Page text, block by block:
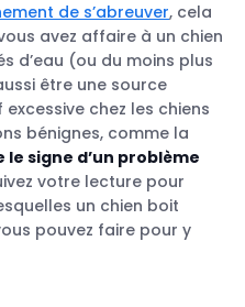
de s’abreuver, cela
avez affaire à un chien
d’eau (ou du moins plus
être une source
excessive chez les chiens
bénignes, comme la
signe d’un problème
votre lecture pour
un chien boit
pouvez faire pour y